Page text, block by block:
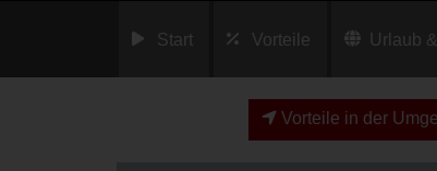
Start Vorteile Urlaub
Vorteile in der